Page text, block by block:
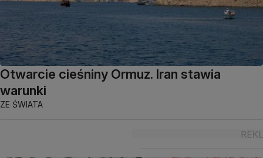
Otwarcie cieśniny Ormuz. Iran stawia
warunki
ZE ŚWIATA